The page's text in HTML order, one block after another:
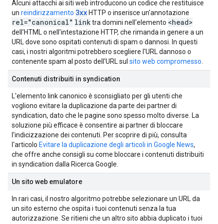
Alcuni attacchi ai siti web introducono un codice che restituisce
un reindirizzamento 3xx HTTP o inserisce un'annotazione
rel="canonical" linktra domini nell'elemento <head>
dell'HTML o nell'intestazione HTTP, che rimanda in genere a un
URL dove sono ospitati contenuti di spam o dannosi. In questi
casi, i nostri algoritmi potrebbero scegliere l'URL dannoso o
contenente spam al posto dell'URL sul sito web compromesso
Contenuti distribuiti in syndication
L'elemento link canonico è sconsigliato per gli utenti che
vogliono evitare la duplicazione da parte dei partner di
syndication, dato che le pagine sono spesso molto diverse. La
soluzione più efficace è consentire ai partner di bloccare
l'indicizzazione dei contenuti. Per scoprire di più, consulta
l'articolo Evitare la duplicazione degli articoli in Google News,
che offre anche consigli su come bloccare i contenuti distribuiti
in syndication dalla Ricerca Google.
Un sito web emulatore
In rari casi, il nostro algoritmo potrebbe selezionare un URL da
un sito esterno che ospita i tuoi contenuti senza la tua
autorizzazione. Se ritieni che un altro sito abbia duplicato i tuoi